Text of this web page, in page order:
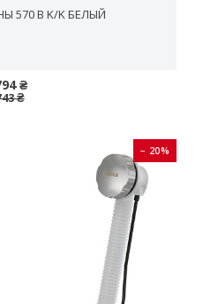
570 B K/K БЕЛЫЙ
₴
₴
− 20%